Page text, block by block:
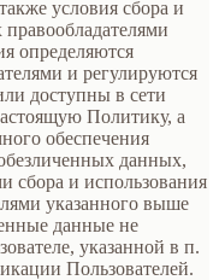
условия сбора и
определяются
и регулируются
доступны в сети
Политику, а
обеспечения
данных,
сбора и использования
указанного выше
данные не
указанной в п.
Пользователей.